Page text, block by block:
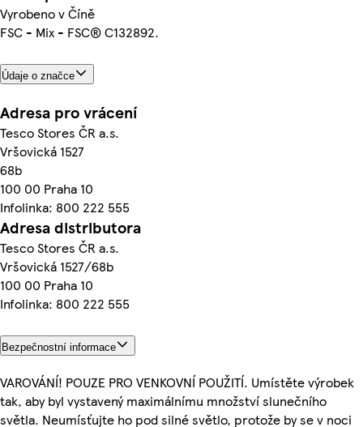
Vyrobeno v Číně
FSC - Mix - FSC® C132892.
Údaje o značce
Adresa pro vrácení
Tesco Stores ČR a.s.
Vršovická 1527
68b
100 00 Praha 10
Infolinka: 800 222 555
Adresa distributora
Tesco Stores ČR a.s.
Vršovická 1527/68b
100 00 Praha 10
Infolinka: 800 222 555
Bezpečnostní informace
VAROVÁNÍ! POUZE PRO VENKOVNÍ POUŽITÍ. Umístěte výrobek
tak, aby byl vystavený maximálnímu množství slunečního
světla. Neumísťujte ho pod silné světlo, protože by se v noci